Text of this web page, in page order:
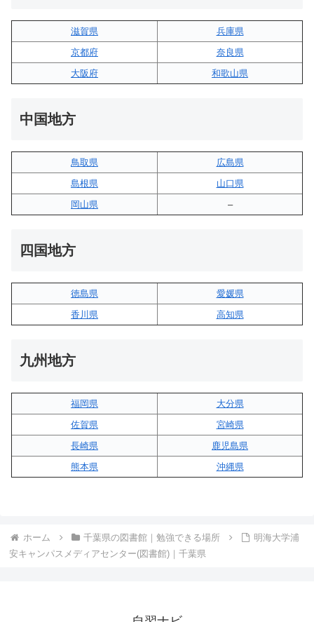
滋賀県
兵庫県
京都府
奈良県
大阪府
和歌山県
中国地方
鳥取県
広島県
島根県
山口県
岡山県
–
四国地方
徳島県
愛媛県
香川県
高知県
九州地方
福岡県
大分県
佐賀県
宮崎県
長崎県
鹿児島県
熊本県
沖縄県
ホーム 千葉県の図書館｜勉強できる場所
明海大学浦
安キャンパスメディアセンター(図書館)｜千葉県